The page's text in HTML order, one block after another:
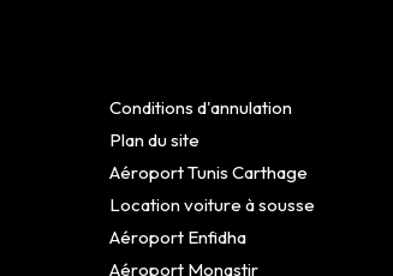
Conditions d'annulation
Plan du site
Aéroport Tunis Carthage
Location voiture à sousse
Aéroport Enfidha
Aéroport Monastir